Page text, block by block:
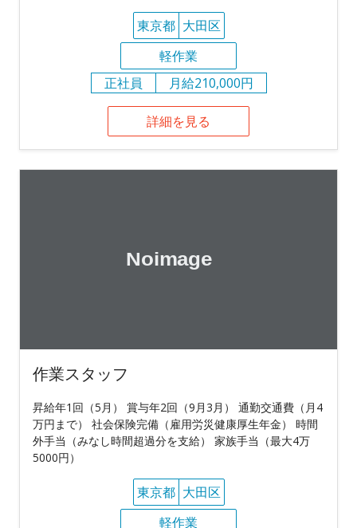
東京都 大田区
軽作業
正社員
月給210,000円
詳細を見る
作業スタッフ
昇給年1回（5月） 賞与年2回（9月3月） 通勤交通費（月4
万円まで） 社会保険完備（雇用労災健康厚生年金） 時間
外手当（みなし時間超過分を支給） 家族手当（最大4万
5000円）
東京都 大田区
軽作業